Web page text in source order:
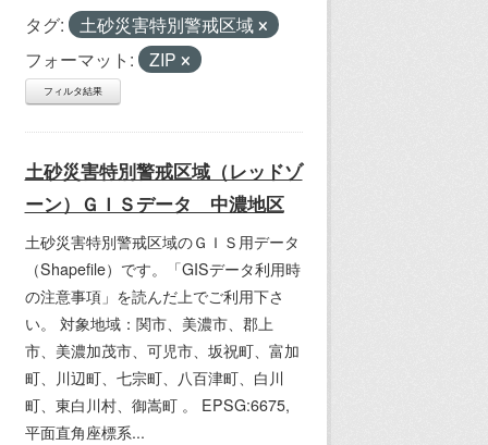
タグ:
土砂災害特別警戒区域
フォーマット:
ZIP
フィルタ結果
土砂災害特別警戒区域（レッドゾ
ーン）ＧＩＳデータ 中濃地区
土砂災害特別警戒区域のＧＩＳ用データ
（Shapefile）です。「GISデータ利用時
の注意事項」を読んだ上でご利用下さ
い。 対象地域：関市、美濃市、郡上
市、美濃加茂市、可児市、坂祝町、富加
町、川辺町、七宗町、八百津町、白川
町、東白川村、御嵩町 。 EPSG:6675,
平面直角座標系...